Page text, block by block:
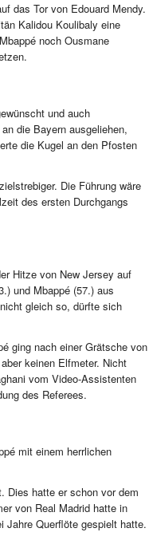
das Tor von Edouard Mendy.
Kalidou Koulibaly eine
noch Ousmane
und auch
die Bayern ausgeliehen,
die Kugel an den Pfosten
Die Führung wäre
des ersten Durchgangs
Hitze von New Jersey auf
und Mbappé (57.) aus
gleich so, dürfte sich
ging nach einer Grätsche von
keinen Elfmeter. Nicht
vom Video-Assistenten
des Referees.
mit einem herrlichen
Dies hatte er schon vor dem
von Real Madrid hatte in
Jahre Querflöte gespielt hatte.